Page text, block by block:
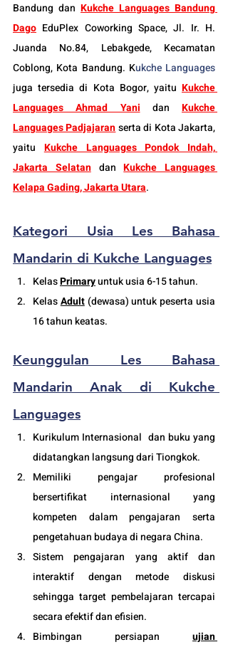
Bandung dan Kukche Languages Bandung
Dago EduPlex Coworking Space, Jl. Ir. H.
Juanda No.84, Lebakgede, Kecamatan
Coblong, Kota Bandung. Kukche Languages
juga tersedia di Kota Bogor, yaitu Kukche
Languages Ahmad Yani
dan Kukche
Languages Padjajaran serta di Kota Jakarta,
yaitu Kukche Languages Pondok Indah,
Jakarta Selatan dan Kukche Languages
Kelapa Gading, Jakarta Utara.
Kategori Usia Les Bahasa
Mandarin di Kukche Languages
Kelas Primary untuk usia 6-15 tahun.
Kelas Adult (dewasa) untuk peserta usia
16 tahun keatas.
Keunggulan Les Bahasa
Mandarin Anak di Kukche
Languages
Kurikulum Internasional  dan buku yang
didatangkan langsung dari Tiongkok.
Memiliki pengajar profesional
bersertifikat internasional yang
kompeten dalam pengajaran serta
pengetahuan budaya di negara China.
Sistem pengajaran yang aktif dan
interaktif dengan metode diskusi
sehingga target pembelajaran tercapai
secara efektif dan efisien.
Bimbingan persiapan ujian